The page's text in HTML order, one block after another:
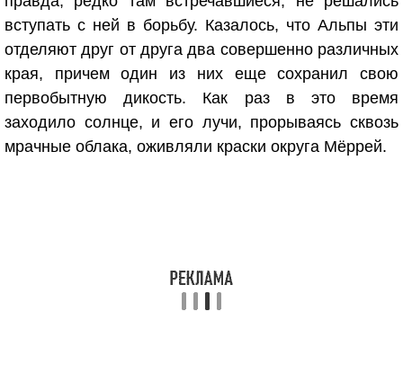
вступать с ней в борьбу. Казалось, что Альпы эти
отделяют друг от друга два совершенно различных
края, причем один из них еще сохранил свою
первобытную дикость. Как раз в это время
заходило солнце, и его лучи, прорываясь сквозь
мрачные облака, оживляли краски округа Мёррей.